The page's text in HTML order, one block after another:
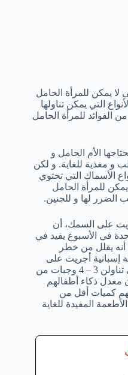
لا يمكن للمرأة الحامل
التي يمكن تناولها
الفوائد للمرأة الحامل
الأم الحامل و
و مغذية للغاية. و لكن
الأسماك التي تحتوي
للمرأة الحامل
الضرر لها و للجنين.
على السمك، أن
في الأسبوع يفيد في
يقلل من خطر
إسبانية أجريت على
2000 أم و أطفالهن. أن الأمهات اللاتي تناولن 3 – 4 وجبات من
معدل ذكاء أطفالهم
كميات أقل من
المفيدة للغاية